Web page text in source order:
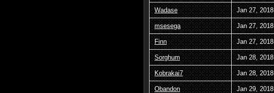
Wadase Jan 27, 2018
msesega Jan 27, 2018
Finn Jan 27, 2018
Sorghum Jan 28, 2018
Kobrakai7 Jan 28, 2018
Obandon Jan 29, 2018